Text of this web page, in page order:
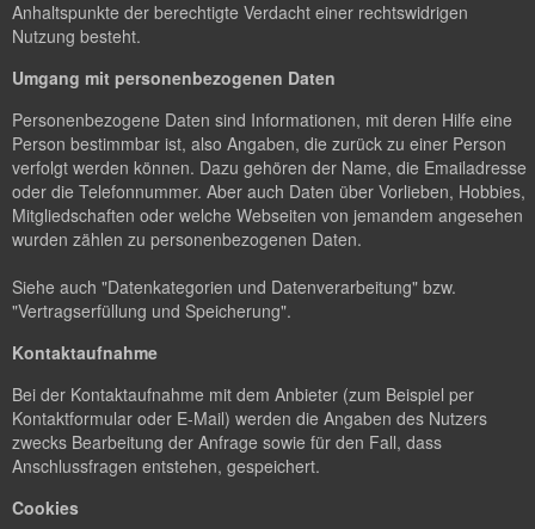
Anhaltspunkte der berechtigte Verdacht einer rechtswidrigen
Nutzung besteht.
Umgang mit personenbezogenen Daten
Personenbezogene Daten sind Informationen, mit deren Hilfe eine
Person bestimmbar ist, also Angaben, die zurück zu einer Person
verfolgt werden können. Dazu gehören der Name, die Emailadresse
oder die Telefonnummer. Aber auch Daten über Vorlieben, Hobbies,
Mitgliedschaften oder welche Webseiten von jemandem angesehen
wurden zählen zu personenbezogenen Daten.
Siehe auch "Datenkategorien und Datenverarbeitung" bzw.
"Vertragserfüllung und Speicherung".
Kontaktaufnahme
Bei der Kontaktaufnahme mit dem Anbieter (zum Beispiel per
Kontaktformular oder E-Mail) werden die Angaben des Nutzers
zwecks Bearbeitung der Anfrage sowie für den Fall, dass
Anschlussfragen entstehen, gespeichert.
Cookies